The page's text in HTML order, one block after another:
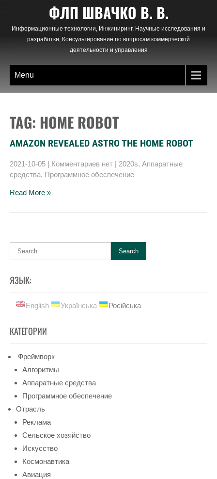
content
ФЛП ШВАЧКО В. В.
Информационные технологии, Инжиниринг, Научные исследования и
разработки, Консультирование по вопросам коммерческой
деятельности и управления
Menu
TAG: HOME ROBOT
AMAZON REVEALED ASTRO THE HOME ROBOT
2021-10-05 | Комментариев нет | 2020s, Аппаратные
средства, Программное обеспечение
Read More »
ЯЗЫК:
English Українська Російська
КАТЕГОРИИ
Фреймворк
Алгоритмы
Аппаратные средства
Программное обеспечение
Отрасль
Реклама
Сельское хозяйство
Искусство
Космонавтика
Авиация